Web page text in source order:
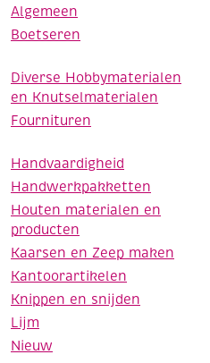
Algemeen
Boetseren
Diverse Hobbymaterialen
en Knutselmaterialen
Fournituren
Handvaardigheid
Handwerkpakketten
Houten materialen en
producten
Kaarsen en Zeep maken
Kantoorartikelen
Knippen en snijden
Lijm
Nieuw